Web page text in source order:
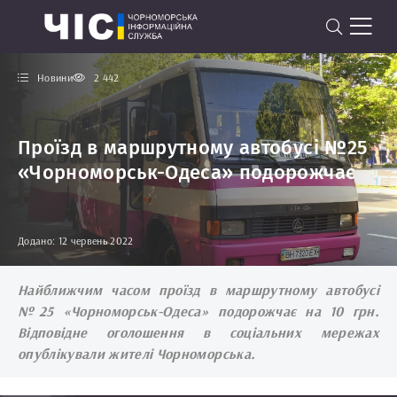
Новини 2 442
Проїзд в маршрутному автобусі №25
«Чорноморськ-Одеса» подорожчає
Додано: 12 червень 2022
Найближчим часом проїзд в маршрутному автобусі
№25 «Чорноморськ-Одеса» подорожчає на 10 грн.
Відповідне оголошення в соціальних мережах
опублікували жителі Чорноморська.